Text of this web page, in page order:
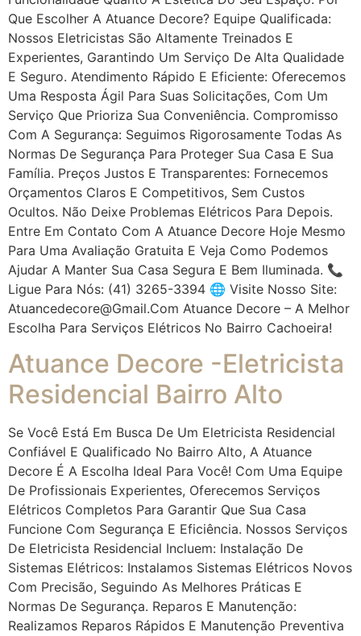
Que Escolher A Atuance Decore? Equipe Qualificada:
Nossos Eletricistas São Altamente Treinados E
Experientes, Garantindo Um Serviço De Alta Qualidade
E Seguro. Atendimento Rápido E Eficiente: Oferecemos
Uma Resposta Ágil Para Suas Solicitações, Com Um
Serviço Que Prioriza Sua Conveniência. Compromisso
Com A Segurança: Seguimos Rigorosamente Todas As
Normas De Segurança Para Proteger Sua Casa E Sua
Família. Preços Justos E Transparentes: Fornecemos
Orçamentos Claros E Competitivos, Sem Custos
Ocultos. Não Deixe Problemas Elétricos Para Depois.
Entre Em Contato Com A Atuance Decore Hoje Mesmo
Para Uma Avaliação Gratuita E Veja Como Podemos
Ajudar A Manter Sua Casa Segura E Bem Iluminada. 📞
Ligue Para Nós: (41) 3265-3394 🌐 Visite Nosso Site:
Atuancedecore@gmail.com Atuance Decore – A Melhor
Escolha Para Serviços Elétricos No Bairro Cachoeira!
Atuance Decore -Eletricista
Residencial Bairro Alto
Se Você Está Em Busca De Um Eletricista Residencial
Confiável E Qualificado No Bairro Alto, A Atuance
Decore É A Escolha Ideal Para Você! Com Uma Equipe
De Profissionais Experientes, Oferecemos Serviços
Elétricos Completos Para Garantir Que Sua Casa
Funcione Com Segurança E Eficiência. Nossos Serviços
De Eletricista Residencial Incluem: Instalação De
Sistemas Elétricos: Instalamos Sistemas Elétricos Novos
Com Precisão, Seguindo As Melhores Práticas E
Normas De Segurança. Reparos E Manutenção:
Realizamos Reparos Rápidos E Manutenção Preventiva